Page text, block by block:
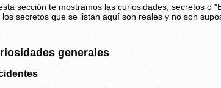
sección te mostramos las curiosidades, secretos o
los secretos que se listan aquí son reales y no son
generales